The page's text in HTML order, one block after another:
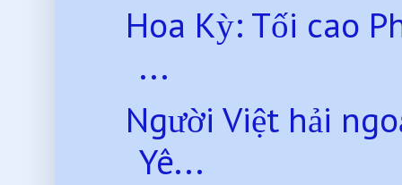
Hoa Kỳ: Tối cao
...
Người Việt hải
Yê...